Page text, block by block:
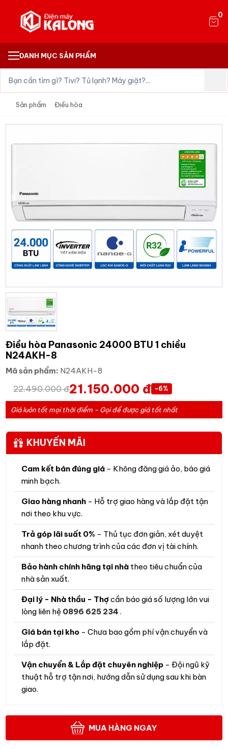
0
DANH MỤC SẢN PHẨM
Sản phẩm Điều hòa
Điều hòa Panasonic 24000 BTU 1 chiều
N24AKH-8
Mã sản phẩm: N24AKH-8
22.490.000 đ21.150.000 đ -6%
Giá luôn tốt mọi thời điểm - Gọi để được giá tốt nhất
KHUYẾN MÃI
Cam kết bán đúng giá - Không đăng giá ảo, báo giá
minh bạch.
Giao hàng nhanh - Hỗ trợ giao hàng và lắp đặt tận
nơi theo khu vực.
Trả góp lãi suất 0% - Thủ tục đơn giản, xét duyệt
nhanh theo chương trình của các đơn vị tài chính.
Bảo hành chính hãng tại nhà theo tiêu chuẩn của
nhà sản xuất.
Đại lý - Nhà thầu - Thợcần báo giá số lượng lớn vui
lòng liên hệ 0896 625 234.
Giá bán tại kho - Chưa bao gồm phí vận chuyển và
lắp đặt.
Vận chuyển & Lắp đặt chuyên nghiệp - Đội ngũ kỹ
thuật hỗ trợ tận nơi, hướng dẫn sử dụng sau khi bàn
giao.
MUA HÀNG NGAY